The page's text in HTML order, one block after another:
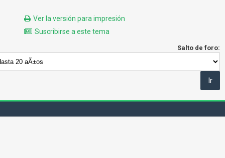
Ver la versión para impresión
Suscribirse a este tema
Salto de foro: